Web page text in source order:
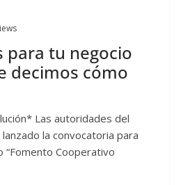
para tu negocio
decimos cómo
Las autoridades del
la convocatoria para
Cooperativo